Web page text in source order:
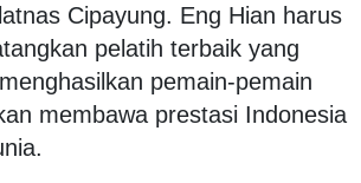
Cipayung. Eng Hian harus
pelatih terbaik yang
pemain-pemain
membawa prestasi Indonesia